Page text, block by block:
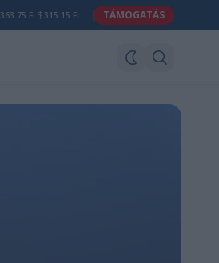
363.75 Ft 315.15 Ft TÁMOGATÁS